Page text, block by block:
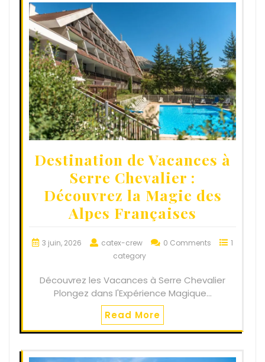
Destination de Vacances à
Serre Chevalier :
Découvrez la Magie des
Alpes Françaises
3 juin, 2026 catex-crew 0 Comments
1
category
Découvrez les Vacances à Serre Chevalier
Plongez dans l'Expérience Magique…
Read More